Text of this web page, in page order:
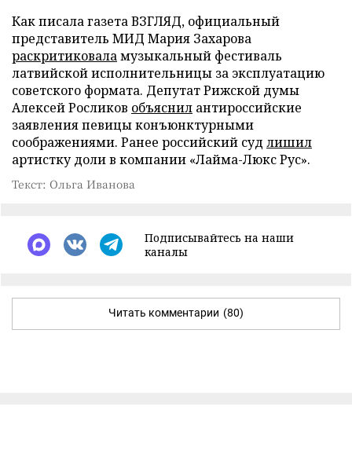
Как писала газета ВЗГЛЯД, официальный
представитель МИД Мария Захарова
раскритиковаламузыкальный фестиваль
латвийской исполнительницы за эксплуатацию
советского формата. Депутат Рижской думы
Алексей Росликов объяснил антироссийские
заявления певицы конъюнктурными
соображениями. Ранее российский суд лишил
артистку доли в компании «Лайма-Люкс Рус».
Текст: Ольга Иванова
Подписывайтесь на наши
каналы
Читать комментарии (80)